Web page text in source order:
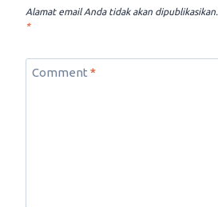
Alamat email Anda tidak akan dipublikasikan.
*
Comment *